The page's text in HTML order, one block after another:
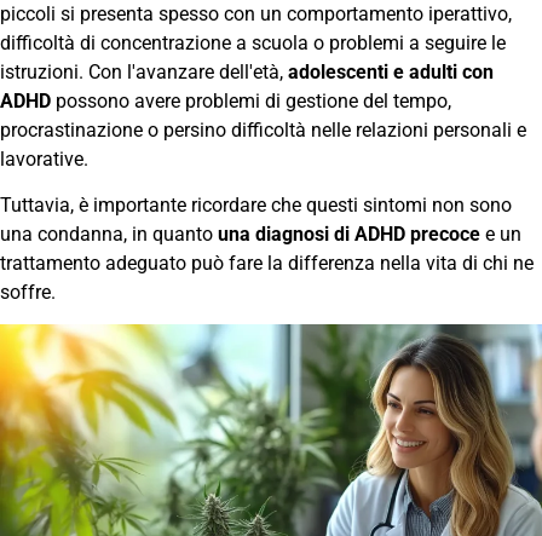
piccoli si presenta spesso con un comportamento iperattivo,
difficoltà di concentrazione a scuola o problemi a seguire le
istruzioni. Con l'avanzare dell'età, adolescenti e adulti con
ADHD possono avere problemi di gestione del tempo,
procrastinazione o persino difficoltà nelle relazioni personali e
lavorative.
Tuttavia, è importante ricordare che questi sintomi non sono
una condanna, in quanto una diagnosi di ADHD precoce e un
trattamento adeguato può fare la differenza nella vita di chi ne
soffre.